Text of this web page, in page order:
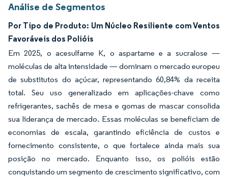
Análise de Segmentos
Por Tipo de Produto: Um Núcleo Resiliente com Ventos
Favoráveis dos Polióis
Em 2025, o acesulfame K, o aspartame e a sucralose —
moléculas de alta intensidade — dominam o mercado europeu
de substitutos do açúcar, representando 60,84% da receita
total. Seu uso generalizado em aplicações-chave como
refrigerantes, sachês de mesa e gomas de mascar consolida
sua liderança de mercado. Essas moléculas se beneficiam de
economias de escala, garantindo eficiência de custos e
fornecimento consistente, o que fortalece ainda mais sua
posição no mercado. Enquanto isso, os polióis estão
conquistando um segmento de crescimento significativo, com